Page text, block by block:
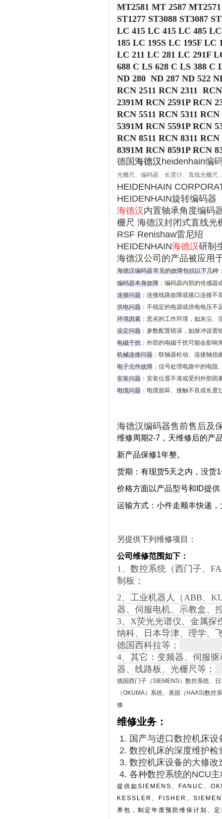
MT2581 MT 2587
ST1277 ST3088 ST3087
LC 415 LC 415 LC 485 LC
185 LC 195S LC 195F LC
LC 211 LC 281 LC 291F
688 C LS 628 C LS 388 C
ND 280 ND 287 ND 522
RCN 2511 RCN 2311
2391M RCN 2591P RCN
RCN 5511 RCN 5311 RCN
5391M RCN 5591P RCN
RCN 8511 RCN 8311 RCN
8391M RCN 8591P RCN
德国海德汉 heidenhain编
光栅尺、编码器、长度计、直线光栅尺
HEIDENHAIN
HEIDENHAIN旋转编码器
海德汉内置轴承角度编码
栅尺 海德汉封闭式直线光
RSF Renishaw雷尼绍
HEIDENHAIN海德汉研制
海德汉公司的产品被应用
海德汉编码器常见的故障包括以下几种
编码器本身故障 ：编码器内部的传感
连接问题 ：连接线路故障或接口连接
供电问题 ：不稳定的电源或供电电压
环境因素 ：恶劣的工作环境，如灰尘
设定问题 ：参数配置错误，如脉冲设
电磁干扰 ：外部的电磁干扰可能会影
机械连接问题 ：联轴器松动、连接轴
电子元件故障 ：信号处理电路中的电阻
安装问题 ：安装位置不准或受到外部
电缆问题 ：电缆损坏、接触不良或长
海德汉编码器售前售后及
维修周期2-7，天维修后的产
新产品保修1年整。
货期：有现货5天之内，没货
价格方面以产品型号和ID提供
运输方式：小件走顺丰快递
另提供下列维修项目：
公司维修范围如下：
1、数控系统（西门子、
制板；
2、工业机器人（ABB、
器、伺服电机、示教盒、
3、X荧光光谱仪、金属探
纳科、日本导津、理学、
德国西科拉等；
4、其它：变频器、伺服
器、线路板、光栅尺等；
德国西门子（SIEMENS）数控系统、
（OKUMA）系统、美国（HAAS)数
修
维修业务：
1. 国产与进口数控机床
2. 数控机床的深度维护
3. 数控机床设备的大修改
4. 各种数控系统的NCU
提供如SIEMENS、FANUC、
KESSLER、FISHER、
养包，制定年度预防维保计划、